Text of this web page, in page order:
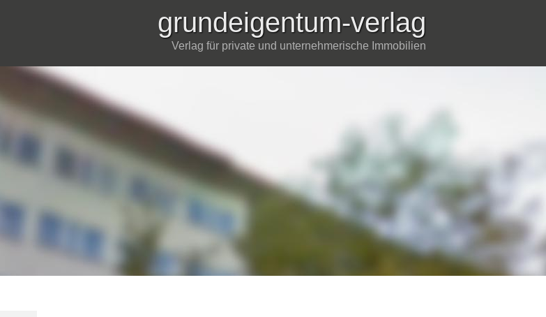
grundeigentum-verlag
Verlag für private und unternehmerische Immobilien